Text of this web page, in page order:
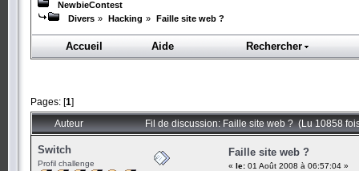
NewbieContest
Divers » Hacking » Faille site web ?
Accueil Aide Rechercher
Pages: [1]
Auteur Fil de discussion: Faille site web ? (Lu 10858
Switch
Profil challenge
Faille site web ?
« le: 01 Août 2008 à 06:57:04 »